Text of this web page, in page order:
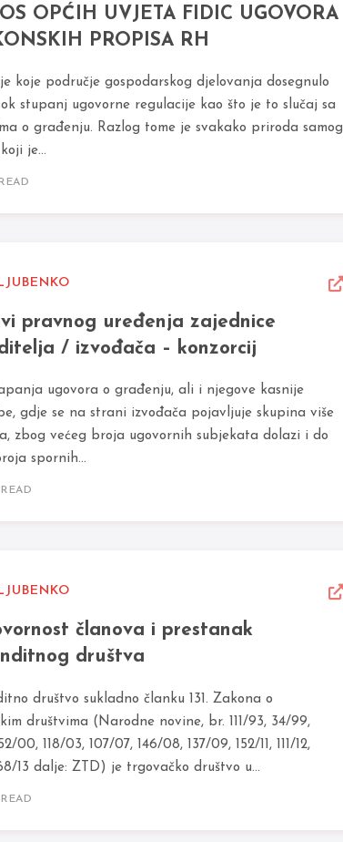
OPĆIH UVJETA FIDIC UGOVORA
PROPISA RH
koje područje gospodarskog djelovanja dosegnulo
stupanj ugovorne regulacije kao što je to slučaj sa
o građenju. Razlog tome je svakako priroda samog
je...
pravnog uređenja zajednice
/ izvođača – konzorcij
ugovora o građenju, ali i njegove kasnije
gdje se na strani izvođača pojavljuje skupina više
zbog većeg broja ugovornih subjekata dolazi i do
spornih...
članova i prestanak
društva
društvo sukladno članku 131. Zakona o
društvima (Narodne novine, br. 111/93, 34/99,
00, 118/03, 107/07, 146/08, 137/09, 152/11, 111/12,
13 dalje: ZTD) je trgovačko društvo u...